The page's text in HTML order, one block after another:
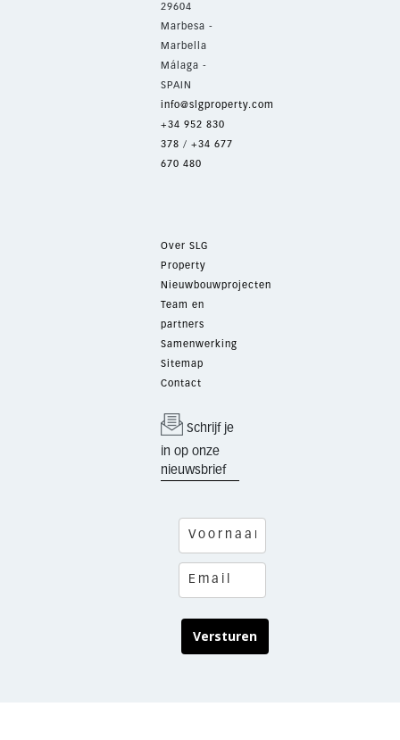
29604
Marbesa -
Marbella
Málaga -
SPAIN
info@slgproperty.com
+34 952 830
378 / +34 677
670 480
Over SLG
Property
Nieuwbouwprojecten
Team en
partners
Samenwerking
Sitemap
Contact
Schrijf je
in op onze
nieuwsbrief
Versturen